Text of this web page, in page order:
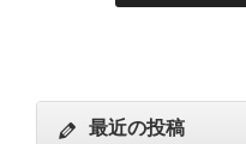
最近の投稿